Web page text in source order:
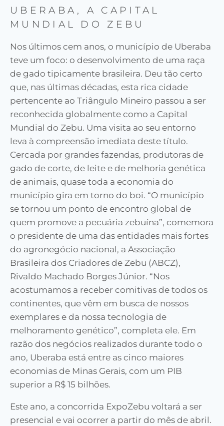
UBERABA, A CAPITAL
MUNDIAL DO ZEBU
Nos últimos cem anos, o município de Uberaba
teve um foco: o desenvolvimento de uma raça
de gado tipicamente brasileira. Deu tão certo
que, nas últimas décadas, esta rica cidade
pertencente ao Triângulo Mineiro passou a ser
reconhecida globalmente como a Capital
Mundial do Zebu. Uma visita ao seu entorno
leva à compreensão imediata deste título.
Cercada por grandes fazendas, produtoras de
gado de corte, de leite e de melhoria genética
de animais, quase toda a economia do
município gira em torno do boi. “O município
se tornou um ponto de encontro global de
quem promove a pecuária zebuína”, comemora
o presidente de uma das entidades mais fortes
do agronegócio nacional, a Associação
Brasileira dos Criadores de Zebu (ABCZ),
Rivaldo Machado Borges Júnior. “Nos
acostumamos a receber comitivas de todos os
continentes, que vêm em busca de nossos
exemplares e da nossa tecnologia de
melhoramento genético”, completa ele. Em
razão dos negócios realizados durante todo o
ano, Uberaba está entre as cinco maiores
economias de Minas Gerais, com um PIB
superior a R$ 15 bilhões.
Este ano, a concorrida ExpoZebu voltará a ser
presencial e vai ocorrer a partir do mês de abril.